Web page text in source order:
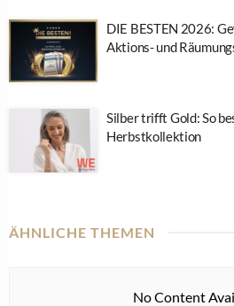
DIE BESTEN 2026:
Aktions- und
Silber trifft Gold: So
Herbstkollektion
ÄHNLICHE THEMEN
No Content